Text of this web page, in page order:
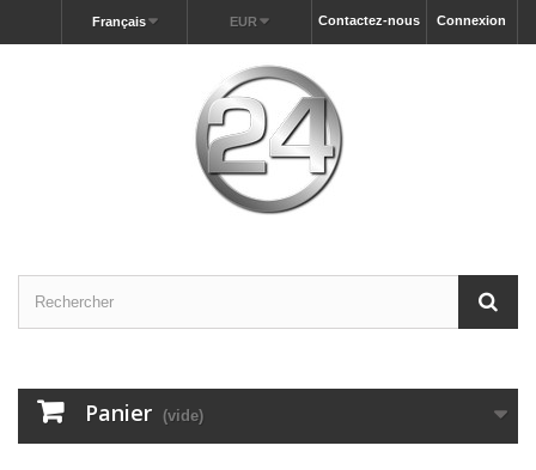
Connexion
Contactez-nous
EUR
Français
Panier (vide)